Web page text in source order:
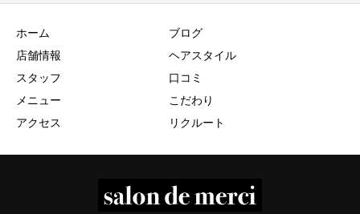
ホーム
店舗情報
スタッフ
メニュー
アクセス
ブログ
ヘアスタイル
口コミ
こだわり
リクルート